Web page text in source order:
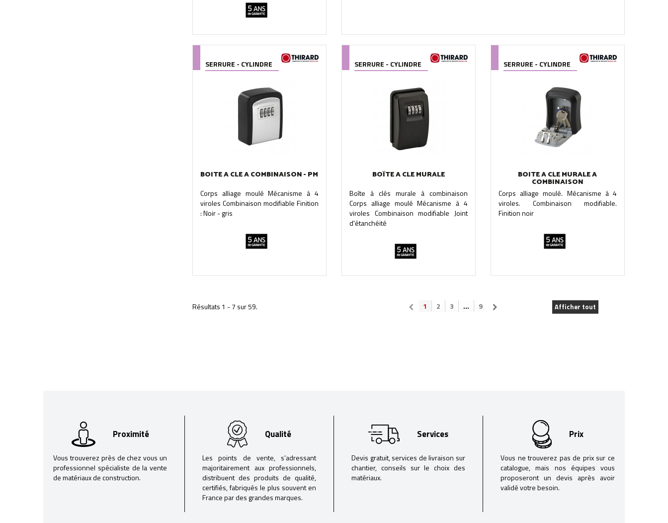
SERRURE - CYLINDRE
BOITE A CLE A COMBINAISON - PM
Corps alliage moulé Mécanisme à 4
viroles Combinaison modifiable Finition
: Noir - gris
SERRURE - CYLINDRE
BOÎTE A CLE MURALE
Boîte à clés murale à combinaison
Corps alliage moulé Mécanisme à 4
viroles Combinaison modifiable Joint
d'étanchéité
SERRURE - CYLINDRE
BOITE A CLE MURALE A
COMBINAISON
Corps alliage moulé. Mécanisme à 4
viroles. Combinaison modifiable.
Finition noir
Afficher tout
1 2 3 ... 9
Résultats 1 - 7 sur 59.
Proximité
Vous trouverez près de chez vous un
professionnel spécialiste de la vente
de matériaux de construction.
Qualité
Les points de vente, s’adressant
majoritairement aux professionnels,
distribuent des produits de qualité,
certifiés, fabriqués le plus souvent en
France par des grandes marques.
Services
Devis gratuit, services de livraison sur
chantier, conseils sur le choix des
matériaux.
Prix
Vous ne trouverez pas de prix sur ce
catalogue, mais nos équipes vous
proposeront un devis après avoir
validé votre besoin.